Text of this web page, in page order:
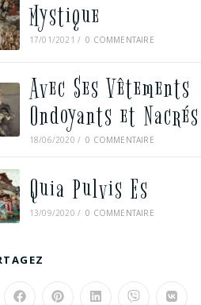
Mystique
17/01/2021 / 0 COMMENTAIRE
Avec Ses Vêtements
Ondoyants et Nacrés
18/06/2020 / 0 COMMENTAIRE
Quia Pulvis Es
13/09/2020 / 0 COMMENTAIRE